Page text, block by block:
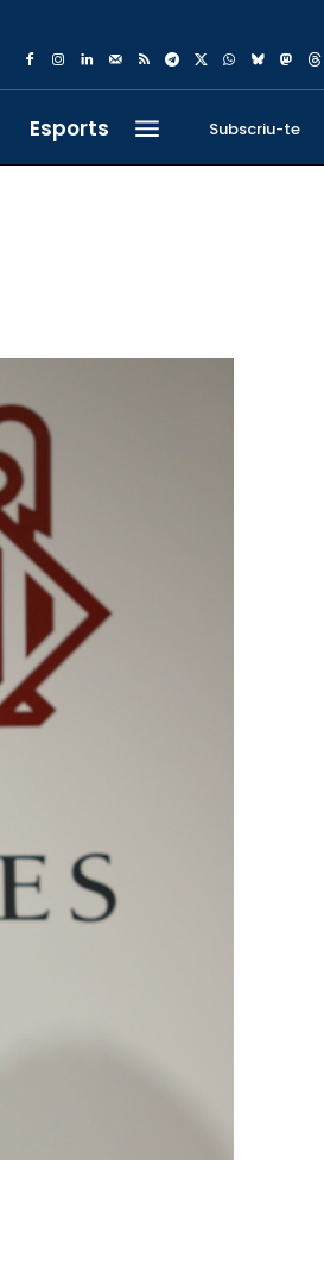
Esports Subscriu-te